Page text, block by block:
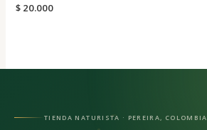
$ 20.000
TIENDA NATURISTA · PEREIRA, COLOMBIA